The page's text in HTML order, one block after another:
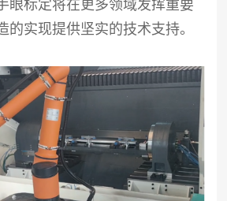
眼标定将在更多领域发挥重要
的实现提供坚实的技术支持。